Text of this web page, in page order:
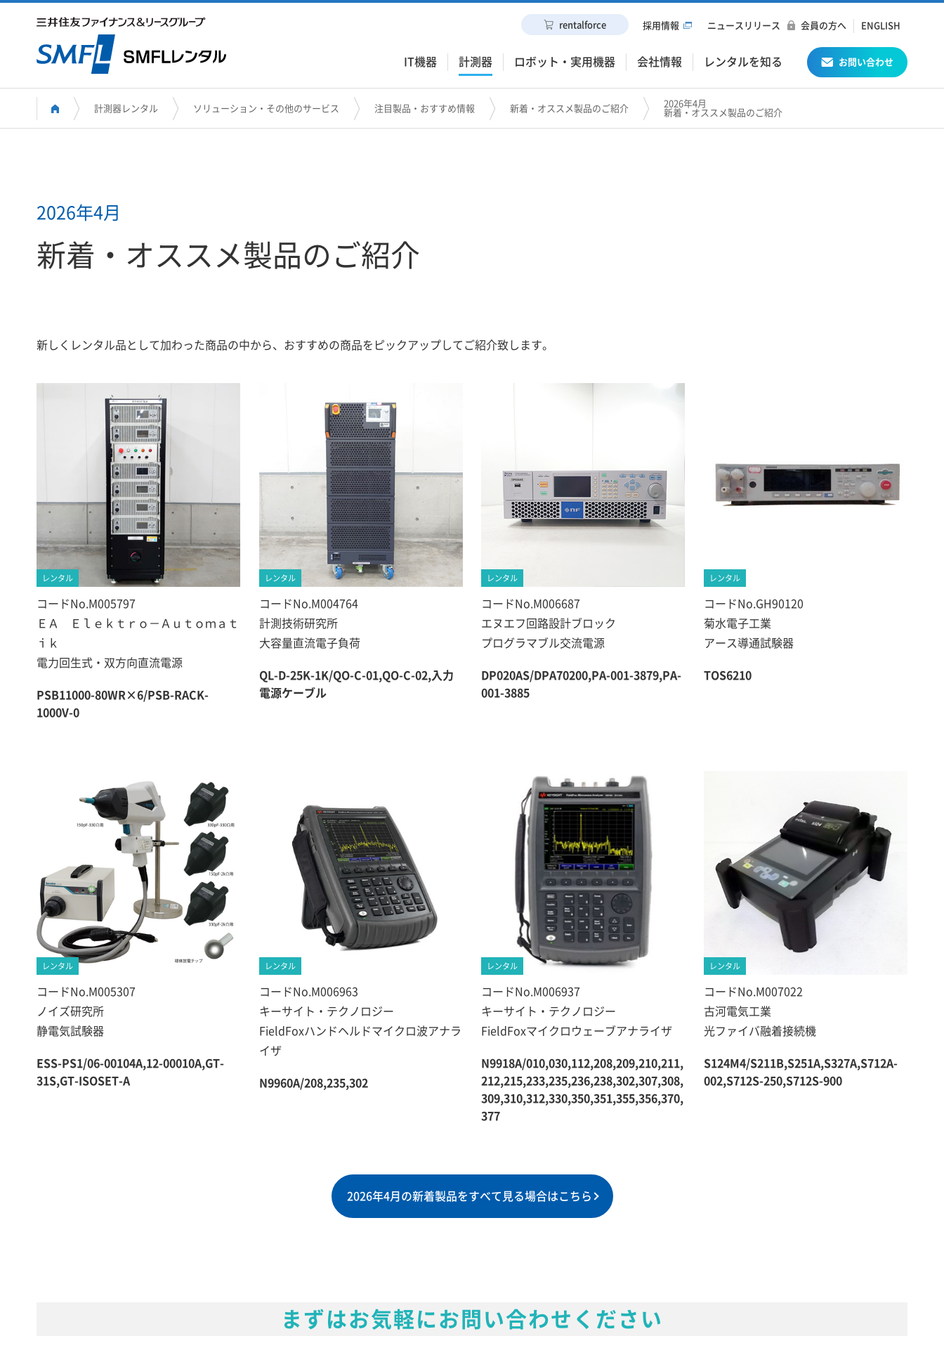
IT機器 計測器 ロボット・実用機器 会社情報 レンタルを知る お問い合わせ
rentalforce 採用情報 ニュースリリース 会員の方へ ENGLISH
計測器レンタル ソリューション・その他のサービス 注目製品・おすすめ情報 新着・オススメ製品のご紹介
2026年4月
新着・オススメ製品のご紹介
2026年4月
新着・オススメ製品のご紹介
新しくレンタル品として加わった商品の中から、おすすめの商品をピックアップしてご紹介致します。
レンタル
コードNo.M005797
ＥＡ Ｅｌｅｋｔｒｏ－Ａｕｔｏｍａｔ
ｉｋ
電力回生式・双方向直流電源
PSB11000-80WR×6/PSB-RACK-
1000V-0
レンタル
コードNo.M004764
計測技術研究所
大容量直流電子負荷
QL-D-25K-1K/QO-C-01,QO-C-02,入力
電源ケーブル
レンタル
コードNo.M006687
エヌエフ回路設計ブロック
プログラマブル交流電源
DP020AS/DPA70200,PA-001-3879,PA-
001-3885
レンタル
コードNo.GH90120
菊水電子工業
アース導通試験器
TOS6210
レンタル
コードNo.M005307
ノイズ研究所
静電気試験器
ESS-PS1/06-00104A,12-00010A,GT-
31S,GT-ISOSET-A
レンタル
コードNo.M006963
キーサイト・テクノロジー
FieldFoxハンドヘルドマイクロ波アナラ
イザ
N9960A/208,235,302
レンタル
コードNo.M006937
キーサイト・テクノロジー
FieldFoxマイクロウェーブアナライザ
N9918A/010,030,112,208,209,210,211,
212,215,233,235,236,238,302,307,308,
309,310,312,330,350,351,355,356,370,
377
レンタル
コードNo.M007022
古河電気工業
光ファイバ融着接続機
S124M4/S211B,S251A,S327A,S712A-
002,S712S-250,S712S-900
2026年4月の新着製品をすべて見る場合はこちら
まずはお気軽にお問い合わせください